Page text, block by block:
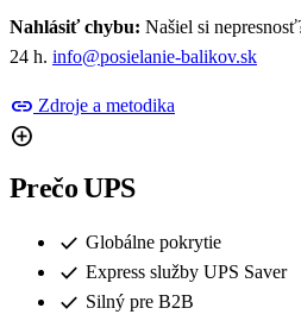
Nahlásiť chybu: Našiel si
24 h. info@posielanie-balikov.sk
link Zdroje a metodika
add_circle
Prečo UPS
check Globálne pokrytie
check Express služby UPS Saver
check Silný pre B2B